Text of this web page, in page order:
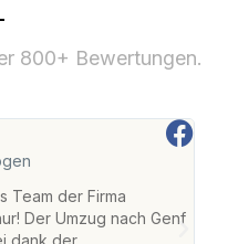
800+ Bewertungen.
Team der Firma
Der Umzug nach Genf
dank der